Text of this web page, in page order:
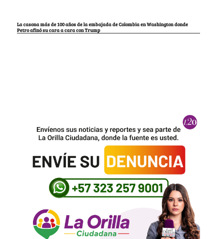
La casona más de 100 años de la embajada de Colombia en Washington donde
Petro afinó su cara a cara con Trump